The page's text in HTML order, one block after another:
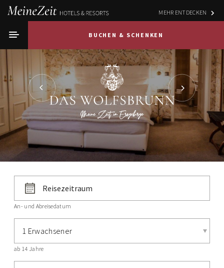
MEHR ENTDECKEN
BUCHEN & SCHENKEN
An- und Abreisedatum
1 Erwachsener
ab 14 Jahre